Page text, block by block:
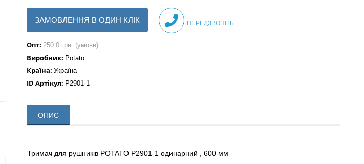
ЗАМОВЛЕННЯ В ОДИН КЛІК ПЕРЕДЗВОНІТЬ
Опт: 250.0 грн. (умови)
Виробник: Potato
Країна: Україна
ID Артікул: P2901-1
ОПИС
Тримач для рушників POTATO P2901-1 одинарний , 600 мм